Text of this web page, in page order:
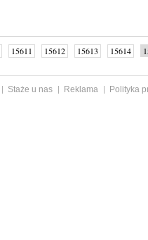
15611 15612 15613 15614
Staże u nas Reklama
Polityka